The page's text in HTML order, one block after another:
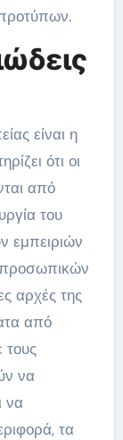
είναι η
ότι οι
από
του
εμπειριών
αρχές της
από
να
να
τα